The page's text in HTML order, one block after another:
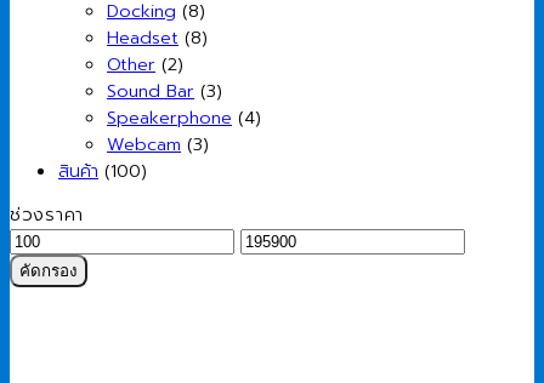
Docking (8)
Headset (8)
Other (2)
Sound Bar (3)
Speakerphone (4)
Webcam (3)
สินค้า (100)
ช่วงราคา
ราคา
ต่ำ
สุด
ราคา
คัดกรอง